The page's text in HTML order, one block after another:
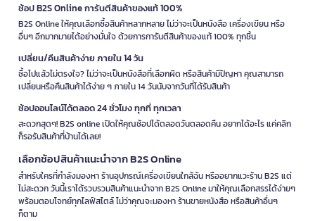
ช้อป B2S Online การันตีสินค้าของแท้ 100%
B2S Online ให้คุณเลือกซื้อสินค้าหลากหลาย ไม่ว่าจะเป็นหนังสือ เครื่องเขียน หรือ
อื่นๆ อีกมากมายได้อย่างมั่นใจ ด้วยการการันตีสินค้าของแท้ 100% ทุกชิ้น
เปลี่ยน/คืนสินค้าง่าย ภายใน 14 วัน
ซื้อไปแล้วไม่ตรงใจ? ไม่ว่าจะเป็นหนังสือที่เลือกผิด หรือสินค้ามีปัญหา คุณสามารถ
เปลี่ยนหรือคืนสินค้าได้ง่าย ๆ ภายใน 14 วันนับจากวันที่ได้รับสินค้า
ช้อปออนไลน์ได้ตลอด 24 ชั่วโมง ทุกที่ ทุกเวลา
สะดวกสุดๆ! B2S online เปิดให้คุณช้อปได้ตลอดวันตลอดคืน อยากได้อะไร แค่คลิก
ก็รอรับสินค้าที่บ้านได้เลย!
เลือกช้อปสินค้าแนะนำจาก B2S Online
สำหรับใครที่กำลังมองหา ร้านอุปกรณ์เครื่องเขียนใกล้ฉัน หรืออยากแวะร้าน B2S แต่
ไม่สะดวก วันนี้เราได้รวบรวมสินค้าแนะนำจาก B2S Online มาให้คุณเลือกสรรได้ง่ายๆ
พร้อมตอบโจทย์ทุกไลฟ์สไตล์ ไม่ว่าคุณจะมองหา ร้านขายหนังสือ หรือสินค้าอื่นๆ
ก็ตาม